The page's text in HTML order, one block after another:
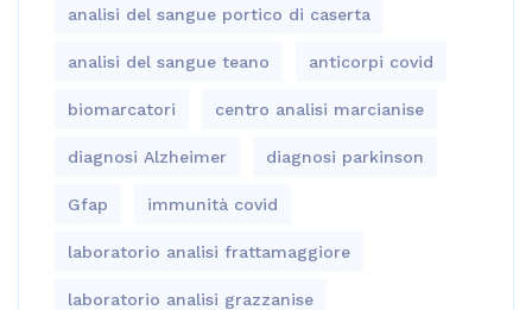
analisi del sangue portico di caserta
analisi del sangue teano anticorpi covid
biomarcatori centro analisi marcianise
diagnosi Alzheimer diagnosi parkinson
Gfap immunità covid
laboratorio analisi frattamaggiore
laboratorio analisi grazzanise